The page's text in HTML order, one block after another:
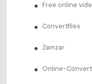
Free online
Convertfiles
Zamzar
Online-Convert